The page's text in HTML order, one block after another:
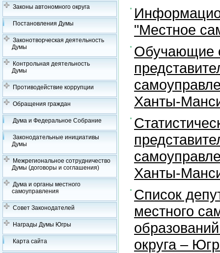
Законы автономного округа
Постановления Думы
Законотворческая деятельность
Думы
Контрольная деятельность
Думы
Противодействие коррупции
Обращения граждан
Дума и Федеральное Собрание
Законодательные инициативы
Думы
Межрегиональное сотрудничество
Думы (договоры и соглашения)
Дума и органы местного
самоуправления
Совет Законодателей
Награды Думы Югры
Карта сайта
"Местное
Обучающие
Ханты-
Ханты-
Список
местного
округа –